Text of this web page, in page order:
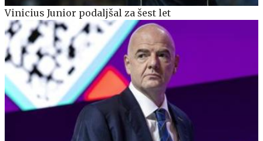
Vinicius Junior podaljšal za šest let